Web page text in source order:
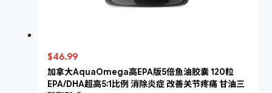
$46.99
加拿大AquaOmega高EPA版5倍鱼油胶囊 120粒
EPA/DHA超高5:1比例 消除炎症 改善关节疼痛 甘油三